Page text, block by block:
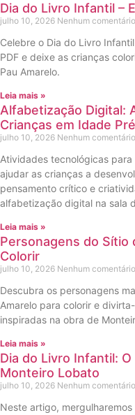
Dia do Livro Infantil –
julho 10, 2026 Nenhum comentário
Celebre o Dia do Livro
PDF e deixe as crianças
Pau Amarelo.
Leia mais »
Alfabetização Digital:
Crianças em Idade
julho 10, 2026 Nenhum comentário
Atividades tecnológicas
ajudar as crianças a
pensamento crítico e
alfabetização digital na sala
Leia mais »
Personagens do Sítio
Colorir
julho 10, 2026 Nenhum comentário
Descubra os personagens
Amarelo para colorir e
inspiradas na obra de
Leia mais »
Dia do Livro Infantil:
Monteiro Lobato
julho 10, 2026 Nenhum comentário
Neste artigo,